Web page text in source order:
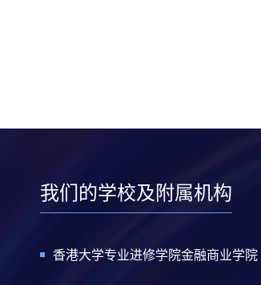
我们的学校及附属机构
香港大学专业进修学院金融商业学院